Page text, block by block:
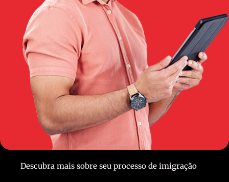
Descubra mais sobre seu processo de imigração